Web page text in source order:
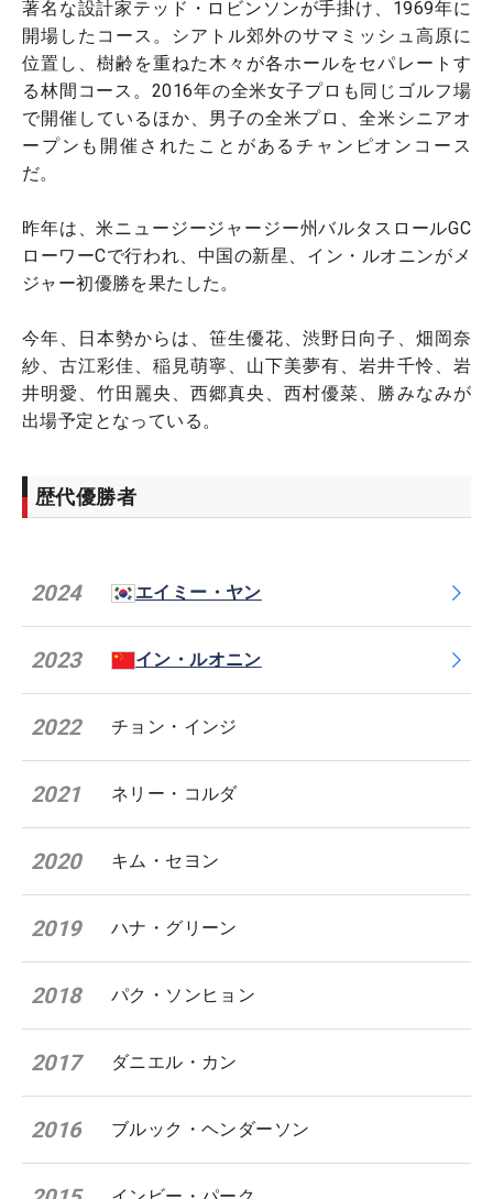
著名な設計家テッド・ロビンソンが手掛け、1969年に
開場したコース。シアトル郊外のサマミッシュ高原に
位置し、樹齢を重ねた木々が各ホールをセパレートす
る林間コース。2016年の全米女子プロも同じゴルフ場
で開催しているほか、男子の全米プロ、全米シニアオ
ープンも開催されたことがあるチャンピオンコース
だ。
昨年は、米ニュージージャージー州バルタスロールGC
ローワーCで行われ、中国の新星、イン・ルオニンがメ
ジャー初優勝を果たした。
今年、日本勢からは、笹生優花、渋野日向子、畑岡奈
紗、古江彩佳、稲見萌寧、山下美夢有、岩井千怜、岩
井明愛、竹田麗央、西郷真央、西村優菜、勝みなみが
出場予定となっている。
歴代優勝者
2024 エイミー・ヤン
2023 イン・ルオニン
2022 チョン・インジ
2021 ネリー・コルダ
2020 キム・セヨン
2019 ハナ・グリーン
2018 パク・ソンヒョン
2017 ダニエル・カン
2016 ブルック・ヘンダーソン